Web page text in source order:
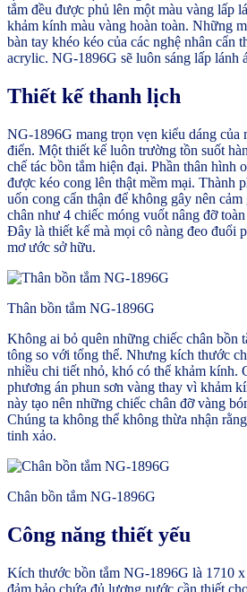
tắm đều được phủ lên một màu vàng lấp
khảm kính màu vàng hoàn toàn. Những
bàn tay khéo kéo của các nghệ nhân cẩn
acrylic. NG-1896G sẽ luôn sáng lấp lánh
Thiết kế thanh lịch
NG-1896G mang trọn vẹn kiểu dáng của
điển. Một thiết kế luôn trường tồn suốt
chế tác bồn tắm hiện đại. Phần thân hình
được kéo cong lên thật mềm mại. Thành
uốn cong cẩn thận để không gây nên
chân như 4 chiếc móng vuốt nâng đỡ
Đây là thiết kế mà mọi cô nàng đeo đuổi
mơ ước sở hữu.
Thân bồn tắm NG-1896G
Không ai bỏ quên những chiếc chân bồn
tông so với tổng thể. Nhưng kích thước
nhiều chi tiết nhỏ, khó có thể khảm kính.
phương án phun sơn vàng thay vì khảm
này tạo nên những chiếc chân đỡ vàng
Chúng ta không thể không thừa nhận
tinh xảo.
Chân bồn tắm NG-1896G
Công năng thiết yếu
Kích thước bồn tắm NG-1896G là 1710
đảm bảo chứa đủ lượng nước cần thiết